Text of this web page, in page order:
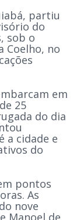
partiu
do
sob o
Coelho, no
em
25
do dia
a cidade e
do
pontos
As
nove
Manoel de